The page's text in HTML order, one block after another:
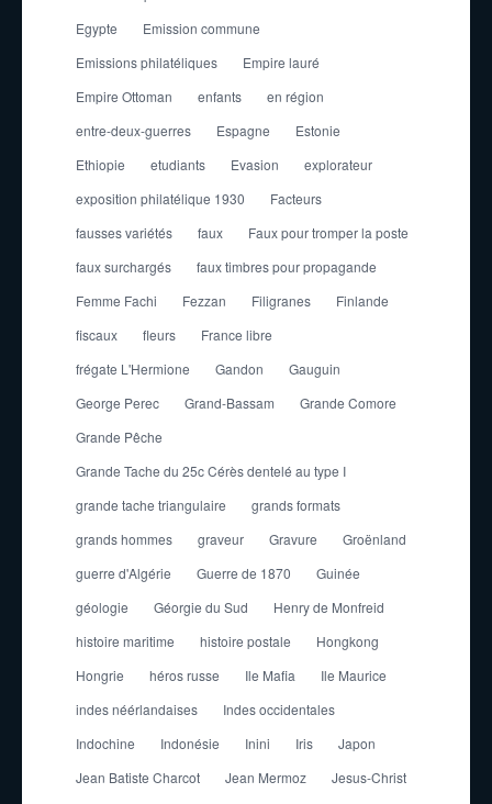
Egypte
Emission commune
Emissions philatéliques
Empire lauré
Empire Ottoman
enfants
en région
entre-deux-guerres
Espagne
Estonie
Ethiopie
etudiants Evasion
explorateur
exposition philatélique 1930
Facteurs
fausses variétés
faux
Faux pour tromper la poste
faux surchargés
faux timbres pour propagande
Femme Fachi
Fezzan Filigranes
Finlande
fiscaux
fleurs
France libre
frégate L'Hermione
Gandon
Gauguin
George Perec
Grand-Bassam
Grande Comore
Grande Pêche
Grande Tache du 25c Cérès dentelé au type I
grande tache triangulaire
grands formats
grands hommes
graveur Gravure
Groënland
guerre d'Algérie
Guerre de 1870
Guinée
géologie
Géorgie du Sud
Henry de Monfreid
histoire maritime
histoire postale
Hongkong
Hongrie
héros russe Ile Mafia
Ile Maurice
indes néérlandaises
Indes occidentales
Indochine
Indonésie Inini Iris
Japon
Jean Batiste Charcot
Jean Mermoz
Jesus-Christ